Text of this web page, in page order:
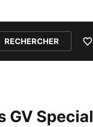
RECHERCHER
GV Special